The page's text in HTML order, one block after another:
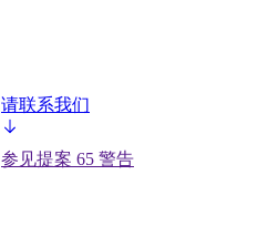
请联系我们
参见提案 65 警告